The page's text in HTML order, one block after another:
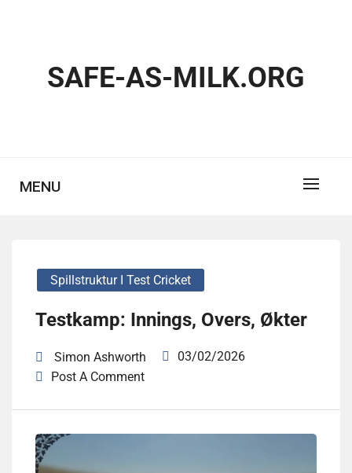
SAFE-AS-MILK.ORG
MENU
Spillstruktur I Test Cricket
Testkamp: Innings, Overs, Økter
Simon Ashworth
03/02/2026
Post A Comment